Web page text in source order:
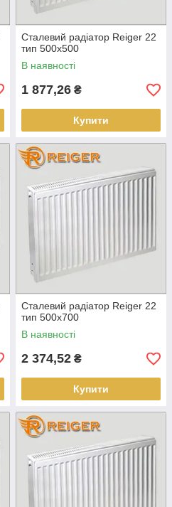
Сталевий радіатор Reiger 22
тип 500х500
В наявності
1 877,26 ₴
Купити
Сталевий радіатор Reiger 22
тип 500х700
В наявності
2 374,52 ₴
Купити